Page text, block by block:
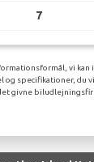
7
vi kan
og specifikationer, du
givne